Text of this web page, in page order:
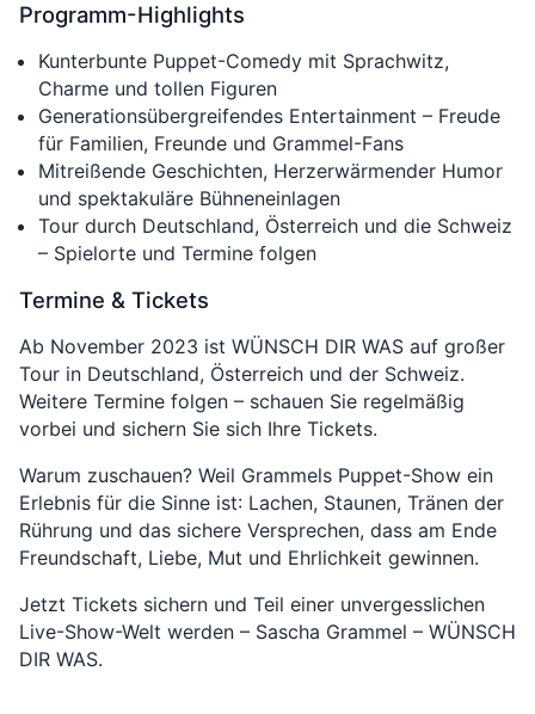
Programm-Highlights
Kunterbunte Puppet-Comedy mit Sprachwitz,
Charme und tollen Figuren
Generationsübergreifendes Entertainment – Freude
für Familien, Freunde und Grammel-Fans
Mitreißende Geschichten, Herzerwärmender Humor
und spektakuläre Bühneneinlagen
Tour durch Deutschland, Österreich und die Schweiz
– Spielorte und Termine folgen
Termine & Tickets
Ab November 2023 ist WÜNSCH DIR WAS auf großer
Tour in Deutschland, Österreich und der Schweiz.
Weitere Termine folgen – schauen Sie regelmäßig
vorbei und sichern Sie sich Ihre Tickets.
Warum zuschauen? Weil Grammels Puppet-Show ein
Erlebnis für die Sinne ist: Lachen, Staunen, Tränen der
Rührung und das sichere Versprechen, dass am Ende
Freundschaft, Liebe, Mut und Ehrlichkeit gewinnen.
Jetzt Tickets sichern und Teil einer unvergesslichen
Live-Show-Welt werden – Sascha Grammel – WÜNSCH
DIR WAS.